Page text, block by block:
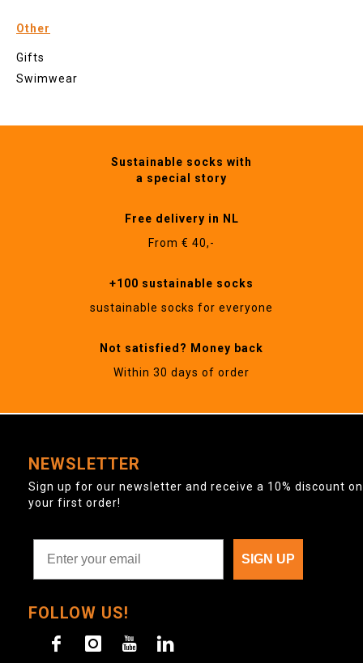
Other
Gifts
Swimwear
Sustainable socks with
a special story
Free delivery in NL
From € 40,-
+100 sustainable socks
sustainable socks for everyone
Not satisfied? Money back
Within 30 days of order
NEWSLETTER
Sign up for our newsletter and receive a 10% discount on
your first order!
SIGN UP
FOLLOW US!